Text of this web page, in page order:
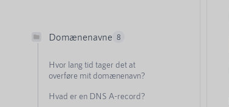
Domænenavne 8
Hvor lang tid tager det at
overføre mit domænenavn?
Hvad er en DNS A-record?